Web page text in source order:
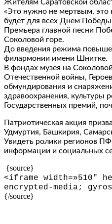
Жителям Саратовской
«Это нужно не мертвым, это
будет для всех Днем
Премьера главной песни
Соколовой горе.
До введения режима
филармонии имени Шнитке.
В фондах музея на
Отечественной войны,
обмундирования и
здравоохранения, культуры
Государственных премий,
Патриотическая акция
Удмуртия, Башкирия,
Увидеть ролики регионов
информации и социальных
{source}
<iframe width=»510″
encrypted-media;
{/source}